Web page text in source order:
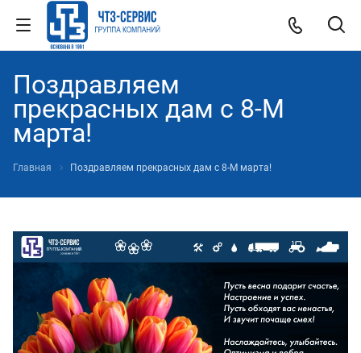
Поздравляем
прекрасных дам с 8-М
марта!
Главная Поздравляем прекрасных дам с 8-М марта!